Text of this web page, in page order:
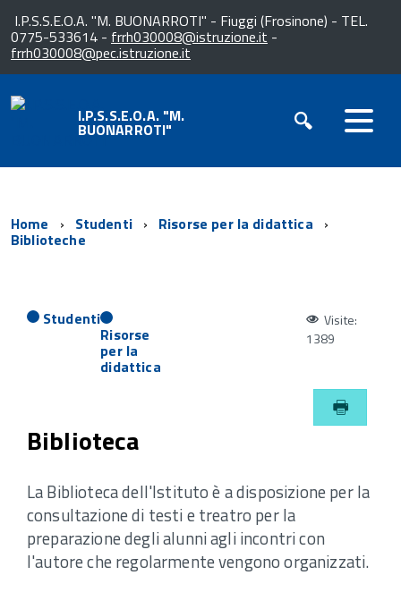
I.P.S.S.E.O.A. "M. BUONARROTI" - Fiuggi (Frosinone) - TEL.
0775-533614 - frrh030008@istruzione.it -
frrh030008@pec.istruzione.it
I.P.S.S.E.O.A. "M.
BUONARROTI"
Home Studenti Risorse per la didattica
Biblioteche
Studenti
Risorse
per la
didattica
Visite:
1389
Biblioteca
La Biblioteca dell'Istituto è a disposizione per la
consultazione di testi e treatro per la
preparazione degli alunni agli incontri con
l'autore che regolarmente vengono organizzati.